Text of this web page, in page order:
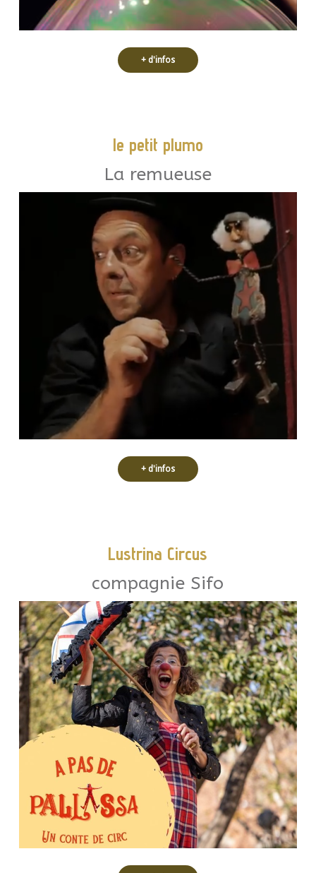
+ d'infos
le petit plumo
La remueuse
Il y a Monsieur Alexandre, le grand
qui discute tout le temps et Monsieur
Pierre, qui donne des coussins. Un
panneau « Bientôt là » attire l’œil des
spectateurs… Le cirque est prêt à
faire son entrée. Admirez ce petit
cirque fabriqué de bric et de broc !
+ d'infos
Lustrina Circus
compagnie Sifo
Un conte de cirque raconté avec le
corps. Une histoire de diversité et
d’amour de soi qui vous captivera
par le mélange des langages : théâtre,
marionnettes, danse et cirque